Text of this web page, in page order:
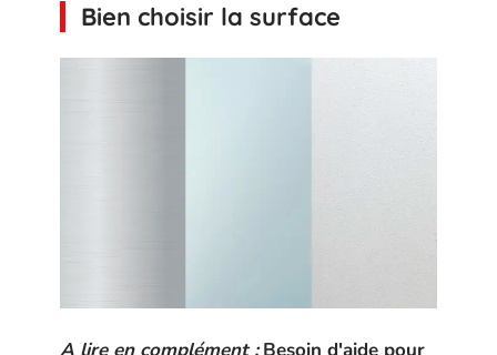
Bien choisir la surface
A lire en complément : Besoin d'aide pour